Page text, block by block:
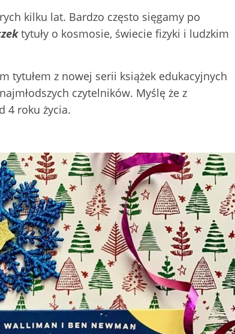
kilku lat. Bardzo często sięgamy po
tytuły o kosmosie, świecie fizyki i ludzkim
tytułem z nowej serii książek edukacyjnych
czytelników. Myślę że z
4 roku życia.